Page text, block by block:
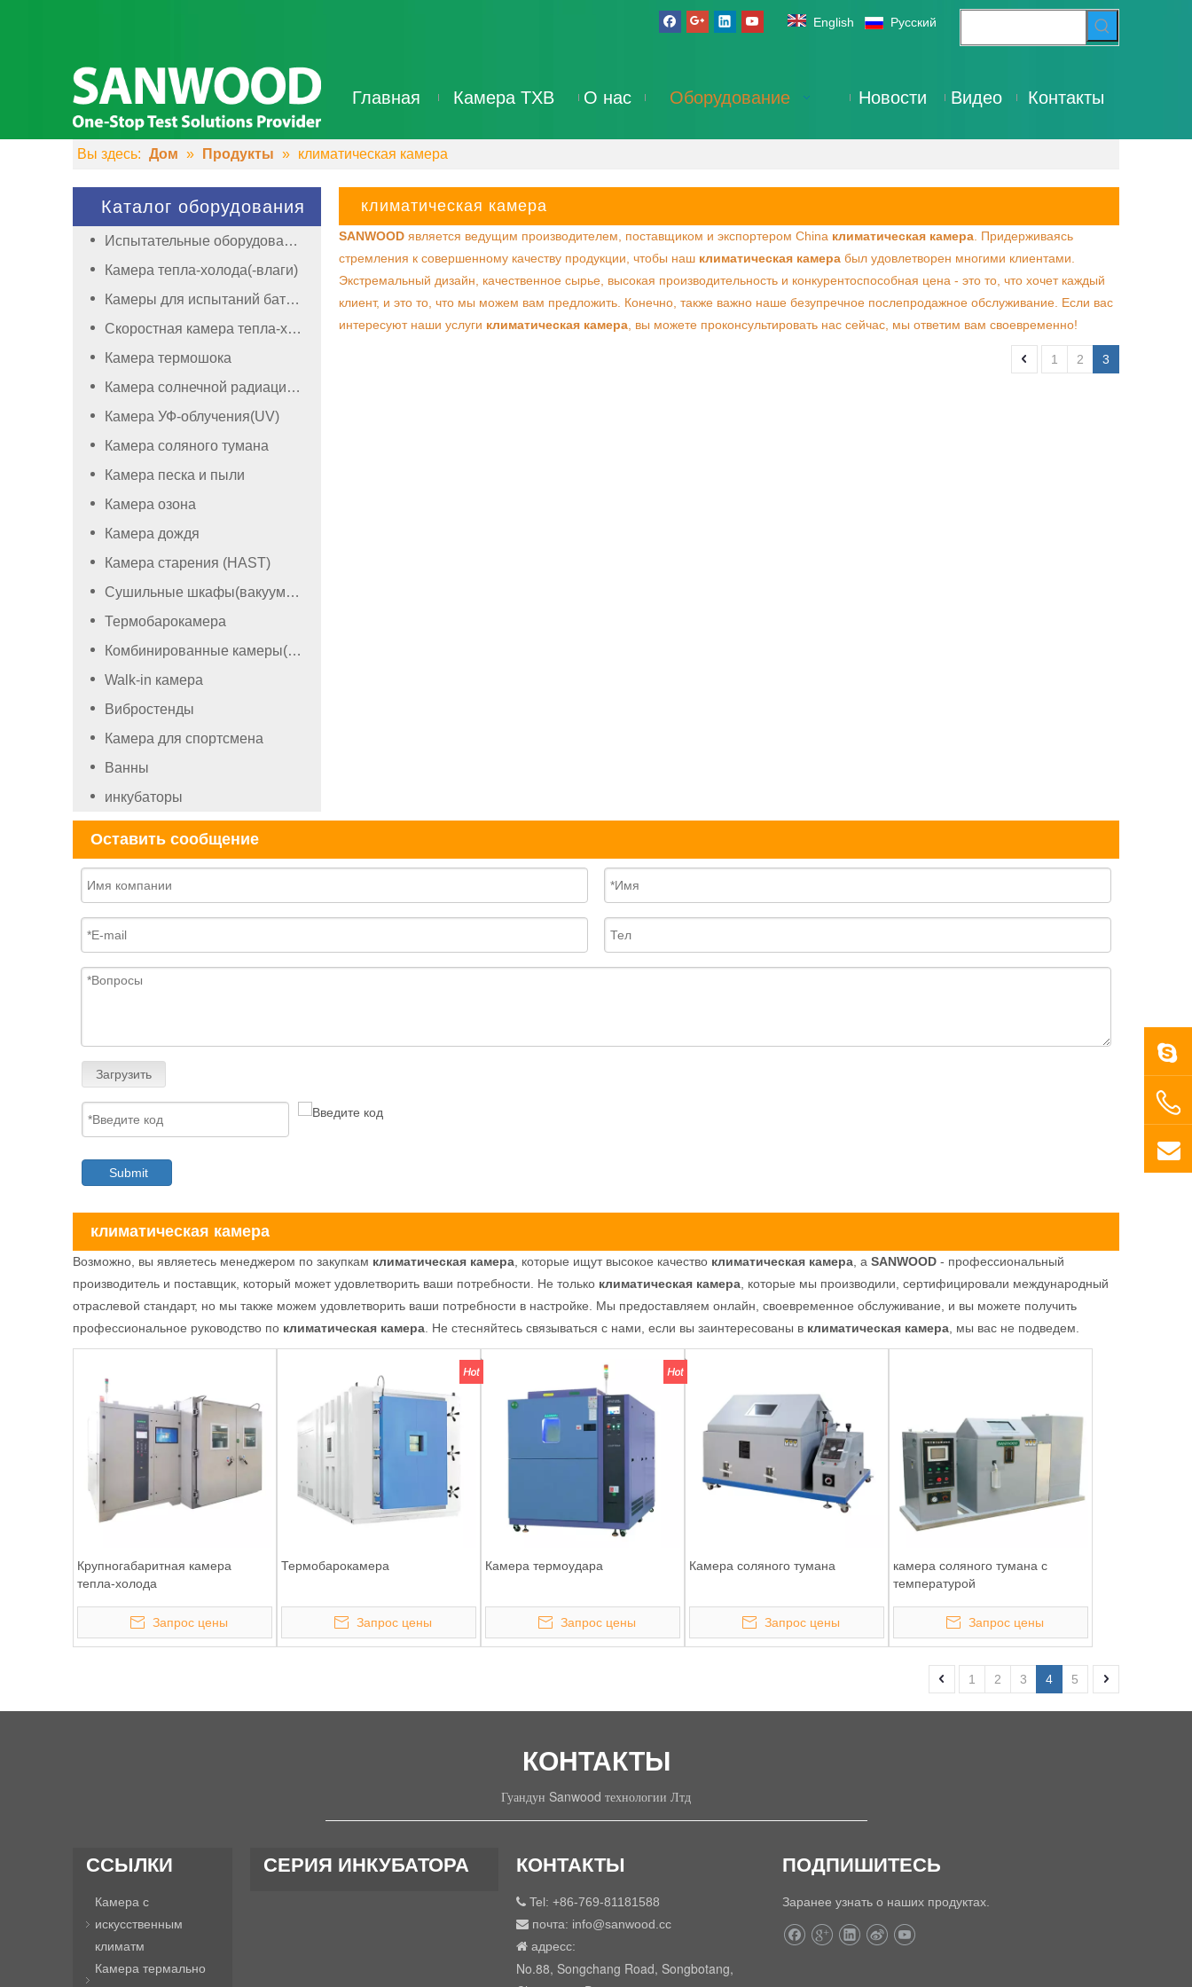
English Pусский
Главная Камера ТХВ О нас Оборудование Новости Видео Контакты
Вы здесь: Дом » Продукты » климатическая камера
Каталог оборудования
Испытательные оборудования
Камера тепла-холода(-влаги)
Камеры для испытаний батареи
Скоростная камера тепла-холода(-влаги)
Камера термошока
Камера солнечной радиации(ксеноновая)
Камера УФ-облучения(UV)
Камера соляного тумана
Камера песка и пыли
Камера озона
Камера дождя
Камера старения (HAST)
Сушильные шкафы(вакуумный)
Термобарокамера
Комбинированные камеры(камеры со вибростендом)
Walk-in камера
Вибростенды
Камера для спортсмена
Ванны
инкубаторы
климатическая камера
SANWOOD является ведущим производителем, поставщиком и экспортером China климатическая камера . Придерживаясь
стремления к совершенному качеству продукции, чтобы наш климатическая камера был удовлетворен многими клиентами.
Экстремальный дизайн, качественное сырье, высокая производительность и конкурентоспособная цена - это то, что хочет каждый
клиент, и это то, что мы можем вам предложить. Конечно, также важно наше безупречное послепродажное обслуживание. Если вас
интересуют наши услуги климатическая камера , вы можете проконсультировать нас сейчас, мы ответим вам своевременно!
1 2 3
Оставить сообщение
Загрузить
Submit
климатическая камера
Возможно, вы являетесь менеджером по закупкам климатическая камера , которые ищут высокое качество климатическая камера , а SANWOOD - профессиональный
производитель и поставщик, который может удовлетворить ваши потребности. Не только климатическая камера , которые мы производили, сертифицировали международный
отраслевой стандарт, но мы также можем удовлетворить ваши потребности в настройке. Мы предоставляем онлайн, своевременное обслуживание, и вы можете получить
профессиональное руководство по климатическая камера . Не стесняйтесь связываться с нами, если вы заинтересованы в климатическая камера , мы вас не подведем.
Крупногабаритная камера
тепла-холода
Запрос цены
Термобарокамера
Запрос цены
Камера термоудара
Запрос цены
Камера соляного тумана
Запрос цены
камера соляного тумана с
температурой
Запрос цены
1 2 3 4 5
КОНТАКТЫ
Гуандун Sanwood технологии Лтд
ССЫЛКИ
Камера c
искусственным
климатм
Камера термально
СЕРИЯ ИНКУБАТОРА КОНТАКТЫ
 Tel: +86-769-81181588
 почта: info@sanwood.cc
 адресс:
No.88, Songchang Road, Songbotang,
ПОДПИШИТЕСЬ
Заранее узнать о наших продуктах.